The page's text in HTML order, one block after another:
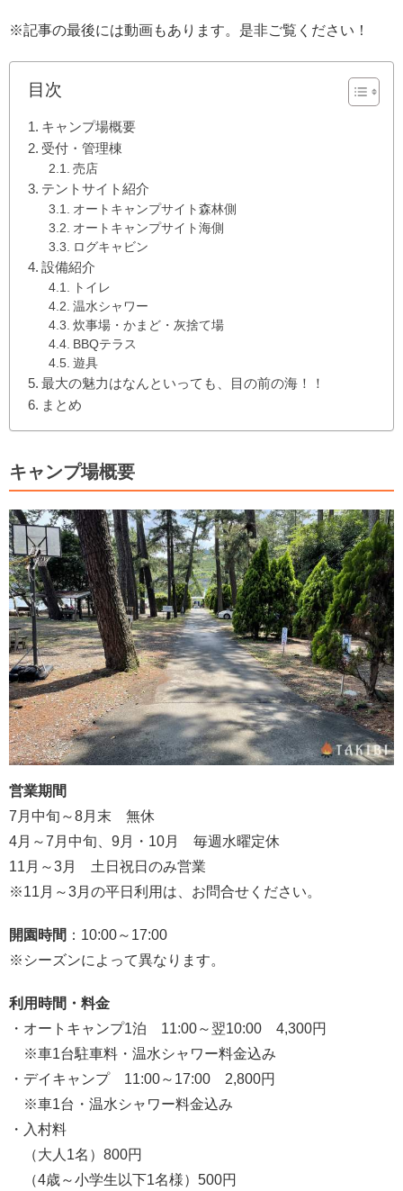
※記事の最後には動画もあります。是非ご覧ください！
目次
キャンプ場概要
受付・管理棟
売店
テントサイト紹介
オートキャンプサイト森林側
オートキャンプサイト海側
ログキャビン
設備紹介
トイレ
温水シャワー
炊事場・かまど・灰捨て場
BBQテラス
遊具
最大の魅力はなんといっても、目の前の海！！
まとめ
キャンプ場概要
営業期間
7月中旬～8月末 無休
4月～7月中旬、9月・10月 毎週水曜定休
11月～3月 土日祝日のみ営業
※11月～3月の平日利用は、お問合せください。
開園時間 ：10:00～17:00
※シーズンによって異なります。
利用時間・料金
・オートキャンプ1泊 11:00～翌10:00 4,300円
※車1台駐車料・温水シャワー料金込み
・デイキャンプ 11:00～17:00 2,800円
※車1台・温水シャワー料金込み
・入村料
（大人1名）800円
（4歳～小学生以下1名様）500円